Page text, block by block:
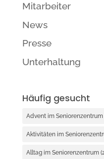
Mitarbeiter
News
Presse
Unterhaltung
Häufig gesucht
Advent im Seniorenzentrum
Aktivitäten im
Alltag im Seniorenzentrum